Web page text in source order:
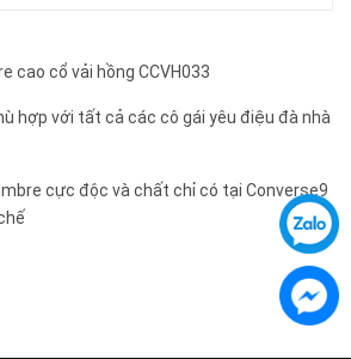
cao cổ vải hồng CCVH033
hợp với tất cả các cô gái yêu điệu đà nhà
cực độc và chất chỉ có tại Converse9